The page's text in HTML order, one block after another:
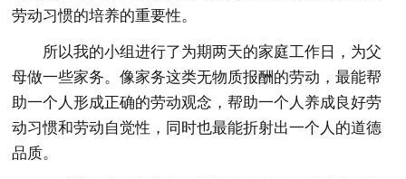
劳动习惯的培养的重要性。
所以我的小组进行了为期两天的家庭工作日，为父
母做一些家务。像家务这类无物质报酬的劳动，最能帮
助一个人形成正确的劳动观念，帮助一个人养成良好劳
动习惯和劳动自觉性，同时也最能折射出一个人的道德
品质。